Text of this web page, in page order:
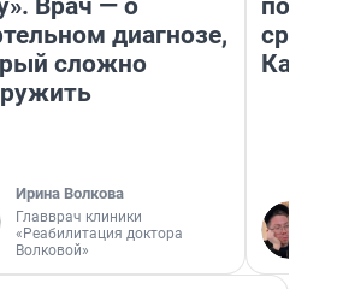
Врач — о
диагнозе,
сложно
Ирина Волкова
Главврач клиники
«Реабилитация доктора
Волковой»